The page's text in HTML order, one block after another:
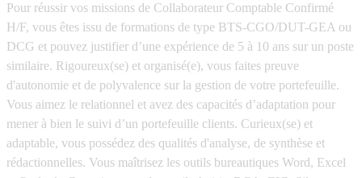
Pour réussir vos missions de Collaborateur Comptable Confirmé
H/F, vous êtes issu de formations de type BTS-CGO/DUT-GEA ou
DCG et pouvez justifier d’une expérience de 5 à 10 ans sur un poste
similaire. Rigoureux(se) et organisé(e), vous faites preuve
d'autonomie et de polyvalence sur la gestion de votre portefeuille.
Vous aimez le relationnel et avez des capacités d’adaptation pour
mener à bien le suivi d’un portefeuille clients. Curieux(se) et
adaptable, vous possédez des qualités d'analyse, de synthèse et
rédactionnelles. Vous maîtrisez les outils bureautiques Word, Excel